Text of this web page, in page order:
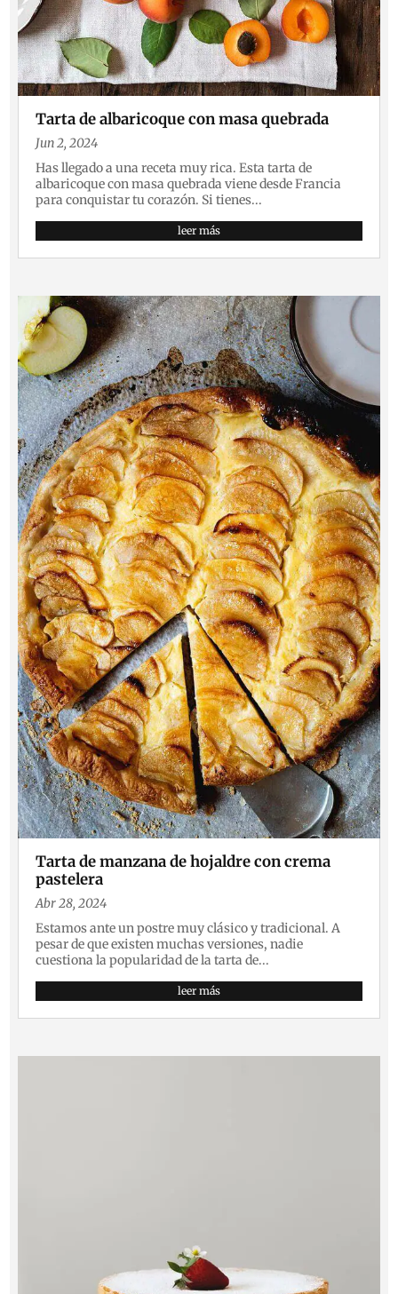
Tarta de albaricoque con masa quebrada
Jun 2, 2024
Has llegado a una receta muy rica. Esta tarta de
albaricoque con masa quebrada viene desde Francia
para conquistar tu corazón. Si tienes...
leer más
Tarta de manzana de hojaldre con crema
pastelera
Abr 28, 2024
Estamos ante un postre muy clásico y tradicional. A
pesar de que existen muchas versiones, nadie
cuestiona la popularidad de la tarta de...
leer más